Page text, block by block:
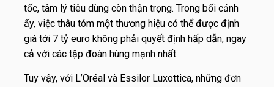
tốc, tâm lý tiêu dùng còn thận trọng. Trong bối cảnh
ấy, việc thâu tóm một thương hiệu có thể được định
giá tới 7 tỷ euro không phải quyết định hấp dẫn, ngay
cả với các tập đoàn hùng mạnh nhất.
Tuy vậy, với L’Oréal và Essilor Luxottica, những đơn